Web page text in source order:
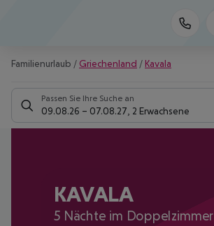
Familienurlaub / Griechenland / Kavala
Passen Sie Ihre Suche an
09.08.26 – 07.08.27 2 Erwachsene
KAVALA
5 Nächte im Doppelzimmer